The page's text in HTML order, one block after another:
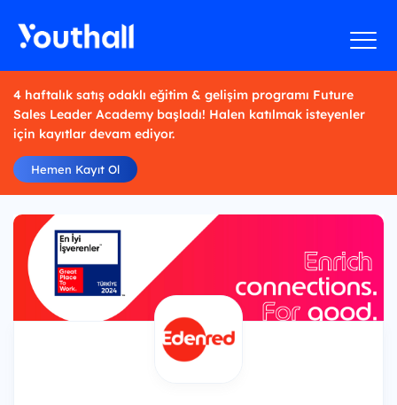
4 haftalık satış odaklı eğitim & gelişim programı Future
Sales Leader Academy başladı! Halen katılmak isteyenler
için kayıtlar devam ediyor.
Hemen Kayıt Ol